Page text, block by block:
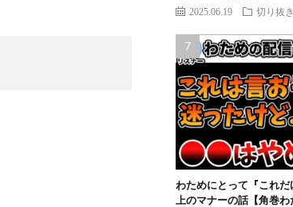
2025.06.19 切り抜き
わためにとって『これ
上のマナーの話【角巻